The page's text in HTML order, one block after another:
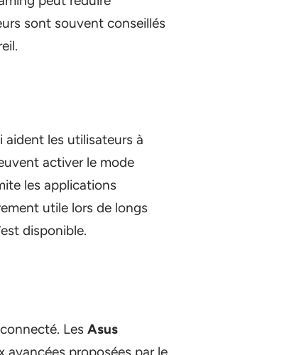
sont souvent conseillés
les utilisateurs à
activer le mode
les applications
utile lors de longs
disponible.
Les Asus